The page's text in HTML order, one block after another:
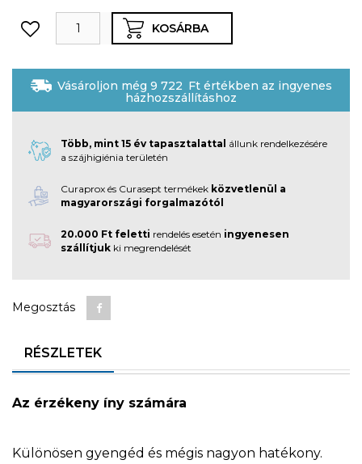
KOSÁRBA
Vásároljon még 9 722 Ftértékben az ingyenes
házhozszállításhoz
Több, mint 15 év tapasztalattal állunk rendelkezésére
a szájhigiénia területén
Curaprox és Curasept termékek közvetlenül a
magyarországi forgalmazótól
20.000 Ft feletti rendelés esetén ingyenesen
szállítjuk ki megrendelését
Megosztás
RÉSZLETEK
Az érzékeny íny számára
Különösen gyengéd és mégis nagyon hatékony.